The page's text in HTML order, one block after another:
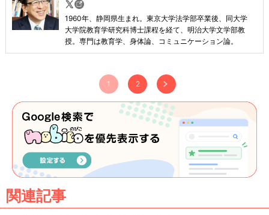
1960年、静岡県生まれ。東京大学法学部卒業後、同大学
大学院教育学研究科博士課程を経て、明治大学文学部教
授。専門は教育学、身体論、コミュニケーション論。
1 2
関連記事